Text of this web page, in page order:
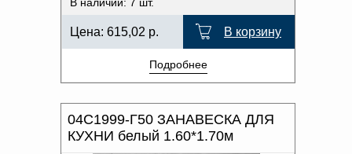
Цена: 615,02 р. В корзину
Подробнее
04С1999-Г50 ЗАНАВЕСКА ДЛЯ
КУХНИ белый 1.60*1.70м